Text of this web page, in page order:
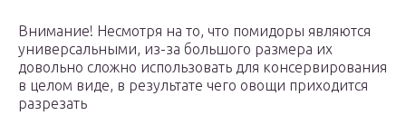
Внимание! Несмотря на то, что помидоры являются
универсальными, из-за большого размера их
довольно сложно использовать для консервирования
в целом виде, в результате чего овощи приходится
разрезать